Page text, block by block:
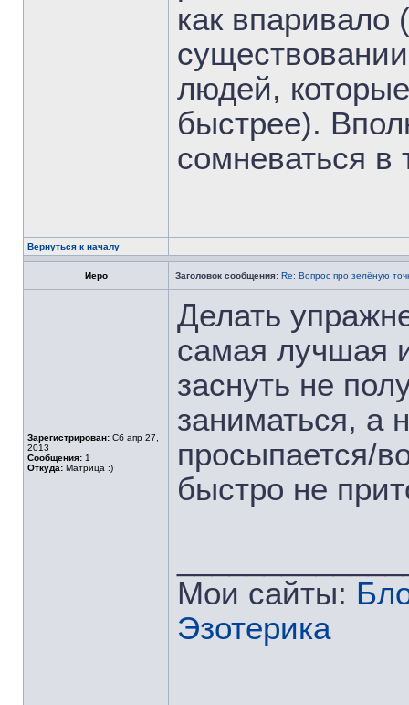
как впаривало
людей,
быстрее).
сомневаться в
Вернуться к началу
Иеро Заголовок сообщения: Re: Вопрос про зелёную
Зарегистрирован: Сб апр 27,
2013
Сообщения: 1
Откуда: Матрица :)
Делать
самая лучшая
заснуть не
заниматься, а
просыпается/
быстро не
Мои сайты:
Эзотерика